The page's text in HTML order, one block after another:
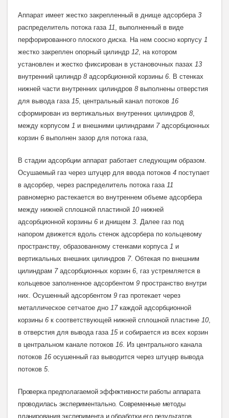
Аппарат имеет жестко закрепленный в днище адсорбера 3
распределитель потока газа 11, выполненный в виде
перфорированного плоского диска. На нем соосно корпусу 1
жестко закреплен опорный цилиндр 12, на котором
установлен и жестко фиксирован в установочных пазах 13
внутренний цилиндр 8 адсорбционной корзины 6. В стенках
нижней части внутренних цилиндров 8 выполнены отверстия
для вывода газа 15, центральный канал потоков 16
сформирован из вертикальных внутренних цилиндров 8,
между корпусом 1 и внешними цилиндрами 7адсорбционных
корзин 6 выполнен зазор для потока газа,
В стадии адсорбции аппарат работает следующим образом.
Осушаемый газ через штуцер для ввода потоков 4 поступает
в адсорбер, через распределитель потока газа 11
равномерно растекается во внутреннем объеме адсорбера
между нижней сплошной пластиной 10 нижней
адсорбционной корзины 6 и днищем 3. Далее газ под
напором движется вдоль стенок адсорбера по кольцевому
пространству, образованному стенками корпуса 1 и
вертикальных внешних цилиндров 7. Обтекая по внешним
цилиндрам 7адсорбционных корзин 6, газ устремляется в
кольцевое заполненное адсорбентом 9 пространство внутри
них. Осушенный адсорбентом 9 газ протекает через
металлическое сетчатое дно 17 каждой адсорбционной
корзины 6 к соответствующей нижней сплошной пластине 10,
в отверстия для вывода газа 15и собирается из всех корзин
в центральном канале потоков 16. Из центрального канала
потоков 16 осушенный газ выводится через штуцер вывода
потоков 5.
Проверка предполагаемой эффективности работы аппарата
проводилась экспериментально. Современные методы
планирования эксперимента и обработки его результатов,